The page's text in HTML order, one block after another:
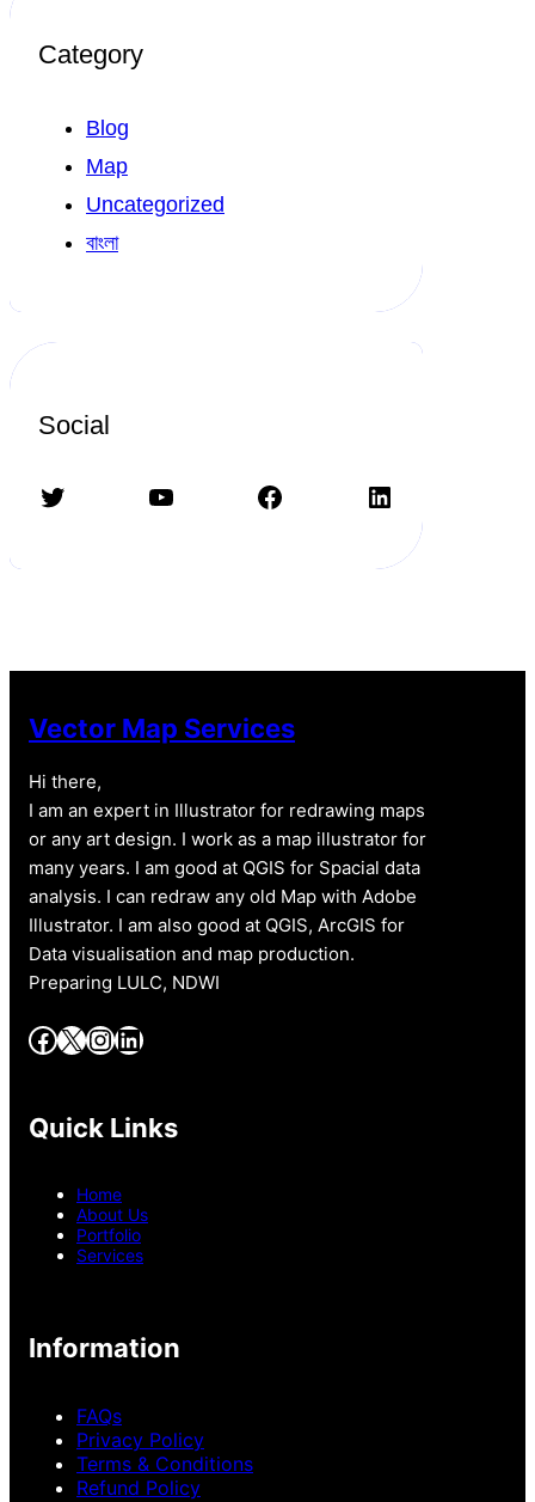
Category
Blog
Map
Uncategorized
বাংলা
Social
Twitter YouTube Facebook LinkedIn
Vector Map Services
Hi there,
I am an expert in Illustrator for redrawing maps
or any art design. I work as a map illustrator for
many years. I am good at QGIS for Spacial data
analysis. I can redraw any old Map with Adobe
Illustrator. I am also good at QGIS, ArcGIS for
Data visualisation and map production.
Preparing LULC, NDWI
Facebook X InstagramLinkedIn
Quick Links
Home
About Us
Portfolio
Services
Information
FAQs
Privacy Policy
Terms & Conditions
Refund Policy